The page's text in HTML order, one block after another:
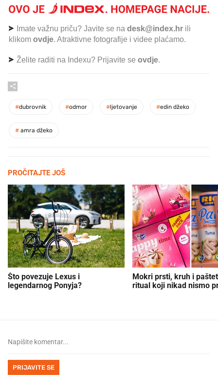
Imate važnu priču? Javite se na desk@index.hr ili
klikom ovdje. Atraktivne fotografije i videe plaćamo.
Želite raditi na Indexu? Prijavite se ovdje.
#dubrovnik #odmor #ljetovanje #edin džeko
# amra džeko
PROČITAJTE JOŠ
Što povezuje Lexus i
legendarnog Ponyja?
Mokri prsti, kruh i
ritual koji nikad nismo
PRIJAVITE SE